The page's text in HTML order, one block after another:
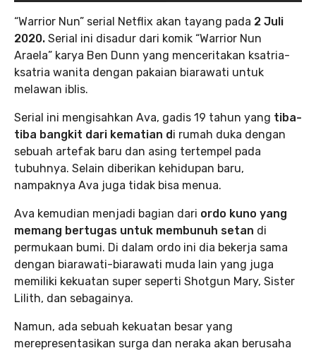
“Warrior Nun” serial Netflix akan tayang pada 2 Juli
2020. Serial ini disadur dari komik “Warrior Nun
Araela” karya Ben Dunn yang menceritakan ksatria-
ksatria wanita dengan pakaian biarawati untuk
melawan iblis.
Serial ini mengisahkan Ava, gadis 19 tahun yang tiba-
tiba bangkit dari kematian di rumah duka dengan
sebuah artefak baru dan asing tertempel pada
tubuhnya. Selain diberikan kehidupan baru,
nampaknya Ava juga tidak bisa menua.
Ava kemudian menjadi bagian dari ordo kuno yang
memang bertugas untuk membunuh setan di
permukaan bumi. Di dalam ordo ini dia bekerja sama
dengan biarawati-biarawati muda lain yang juga
memiliki kekuatan super seperti Shotgun Mary, Sister
Lilith, dan sebagainya.
Namun, ada sebuah kekuatan besar yang
merepresentasikan surga dan neraka akan berusaha